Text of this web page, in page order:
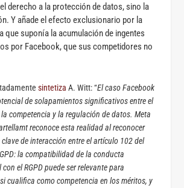
derecho a la protección de datos, sino la
Y añade el efecto exclusionario por la
que suponía la acumulación de ingentes
por Facebook, que sus competidores no
sintetiza A. Witt: “El caso Facebook
de solapamientos significativos entre el
la competencia y la regulación de datos. Meta
reconoce esta realidad al reconocer
de interacción entre el artículo 102 del
la compatibilidad de la conducta
el RGPD puede ser relevante para
cualifica como competencia en los méritos, y